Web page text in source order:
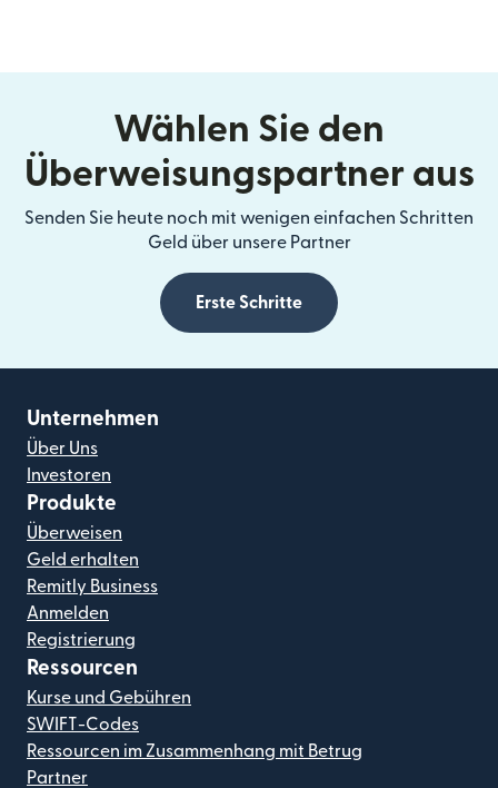
Wählen Sie den
Überweisungspartner aus
Senden Sie heute noch mit wenigen einfachen Schritten
Geld über unsere Partner
Erste Schritte
Unternehmen
Über Uns
Investoren
Produkte
Überweisen
Geld erhalten
Remitly Business
Anmelden
Registrierung
Ressourcen
Kurse und Gebühren
SWIFT-Codes
Ressourcen im Zusammenhang mit Betrug
Partner